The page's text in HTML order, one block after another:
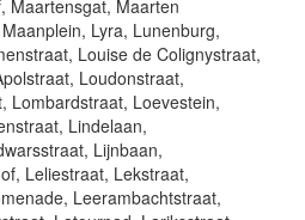
Maartensgat, Maarten
Lyra, Lunenburg,
Louise de Colignystraat,
Loudonstraat,
Lombardstraat, Loevestein,
Lindelaan,
Lijnbaan,
Leliestraat, Lekstraat,
Leerambachtstraat,